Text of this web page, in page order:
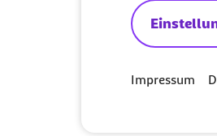
Impressum